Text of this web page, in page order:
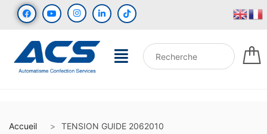
Accueil TENSION GUIDE 2062010